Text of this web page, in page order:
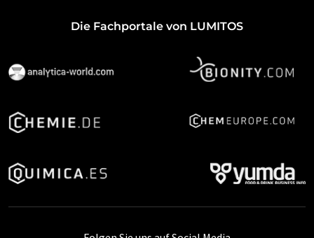
Die Fachportale von LUMITOS